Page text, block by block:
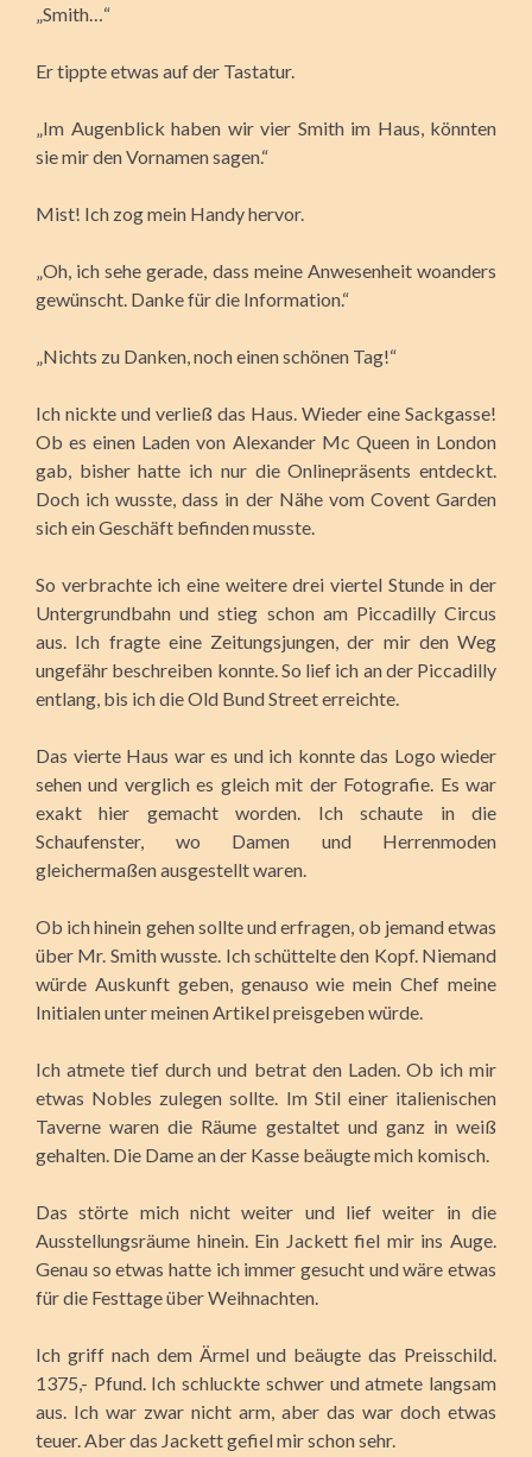
„Smith…“
Er tippte etwas auf der Tastatur.
„Im Augenblick haben wir vier Smith im Haus, könnten
sie mir den Vornamen sagen.“
Mist! Ich zog mein Handy hervor.
„Oh, ich sehe gerade, dass meine Anwesenheit woanders
gewünscht. Danke für die Information.“
„Nichts zu Danken, noch einen schönen Tag!“
Ich nickte und verließ das Haus. Wieder eine Sackgasse!
Ob es einen Laden von Alexander Mc Queen in London
gab, bisher hatte ich nur die Onlinepräsents entdeckt.
Doch ich wusste, dass in der Nähe vom Covent Garden
sich ein Geschäft befinden musste.
So verbrachte ich eine weitere drei viertel Stunde in der
Untergrundbahn und stieg schon am Piccadilly Circus
aus. Ich fragte eine Zeitungsjungen, der mir den Weg
ungefähr beschreiben konnte. So lief ich an der Piccadilly
entlang, bis ich die Old Bund Street erreichte.
Das vierte Haus war es und ich konnte das Logo wieder
sehen und verglich es gleich mit der Fotografie. Es war
exakt hier gemacht worden. Ich schaute in die
Schaufenster, wo Damen und Herrenmoden
gleichermaßen ausgestellt waren.
Ob ich hinein gehen sollte und erfragen, ob jemand etwas
über Mr. Smith wusste. Ich schüttelte den Kopf. Niemand
würde Auskunft geben, genauso wie mein Chef meine
Initialen unter meinen Artikel preisgeben würde.
Ich atmete tief durch und betrat den Laden. Ob ich mir
etwas Nobles zulegen sollte. Im Stil einer italienischen
Taverne waren die Räume gestaltet und ganz in weiß
gehalten. Die Dame an der Kasse beäugte mich komisch.
Das störte mich nicht weiter und lief weiter in die
Ausstellungsräume hinein. Ein Jackett fiel mir ins Auge.
Genau so etwas hatte ich immer gesucht und wäre etwas
für die Festtage über Weihnachten.
Ich griff nach dem Ärmel und beäugte das Preisschild.
1375,- Pfund. Ich schluckte schwer und atmete langsam
aus. Ich war zwar nicht arm, aber das war doch etwas
teuer. Aber das Jackett gefiel mir schon sehr.